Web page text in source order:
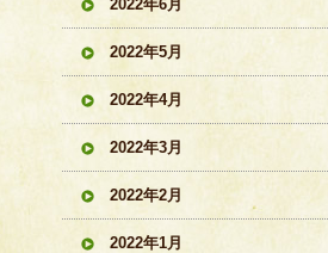
2022年6月
2022年5月
2022年4月
2022年3月
2022年2月
2022年1月